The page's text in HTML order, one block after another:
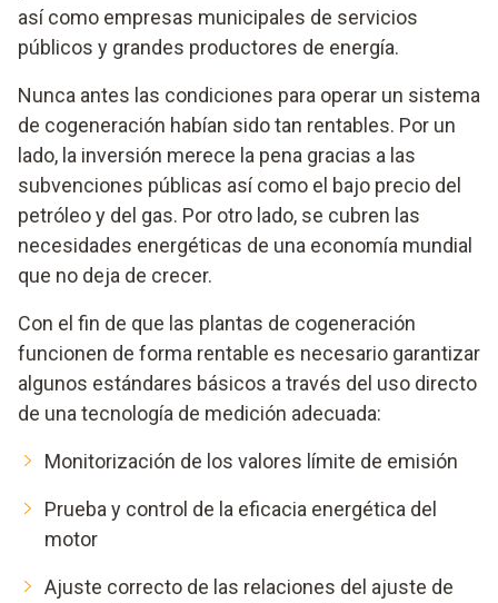
así como empresas municipales de servicios
públicos y grandes productores de energía.
Nunca antes las condiciones para operar un sistema
de cogeneración habían sido tan rentables. Por un
lado, la inversión merece la pena gracias a las
subvenciones públicas así como el bajo precio del
petróleo y del gas. Por otro lado, se cubren las
necesidades energéticas de una economía mundial
que no deja de crecer.
Con el fin de que las plantas de cogeneración
funcionen de forma rentable es necesario garantizar
algunos estándares básicos a través del uso directo
de una tecnología de medición adecuada:
Monitorización de los valores límite de emisión
Prueba y control de la eficacia energética del
motor
Ajuste correcto de las relaciones del ajuste de